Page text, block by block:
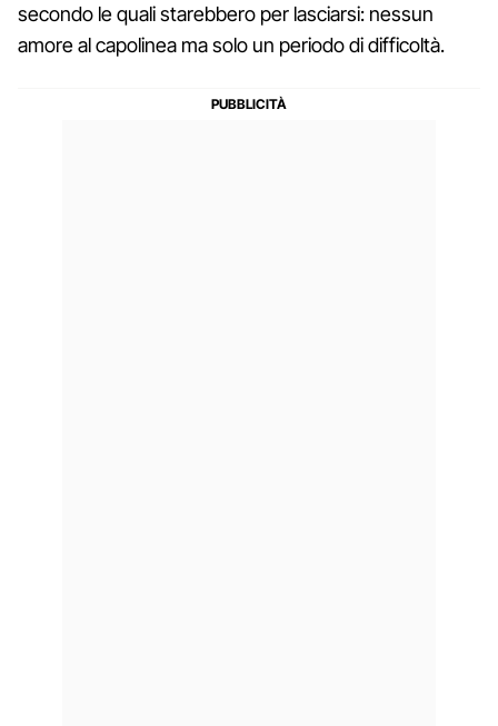
secondo le quali starebbero per lasciarsi: nessun
amore al capolinea ma solo un periodo di difficoltà.